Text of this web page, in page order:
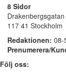
8 Sidor
Drakenbergsgatan
117 41 Stockholm
Redaktionen: 08-
Prenumerera/
Följ oss: